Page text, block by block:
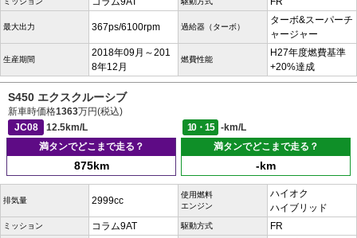
最大出力 367ps/6100rpm 過給器（ターボ）
ターボ&スーパーチ
ャージャー
生産期間
2018年09月～201
8年12月
燃費性能
H27年度燃費基準
+20%達成
S450 エクスクルーシブ
新車時価格1363万円(税込)
JC08
12.5km/L 10・15
-km/L
満タンでどこまで走る？
875km
満タンでどこまで走る？
-km
排気量 2999cc
使用燃料
エンジン
ハイオク
ハイブリッド
ミッション コラム9AT 駆動方式 FR